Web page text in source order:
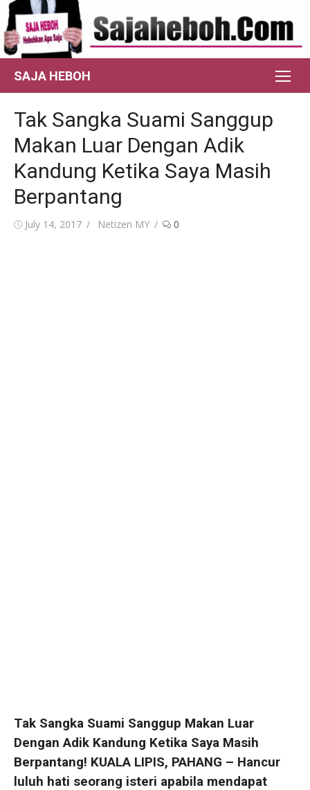
Skip
to
content
SAJA HEBOH
Tak Sangka Suami Sanggup
Makan Luar Dengan Adik
Kandung Ketika Saya Masih
Berpantang
Posted
July 14, 2017 Author
Netizen MY 0
Tak Sangka Suami Sanggup Makan Luar
Dengan Adik Kandung Ketika Saya Masih
Berpantang! KUALA LIPIS, PAHANG – Hancur
luluh hati seorang isteri apabila mendapat